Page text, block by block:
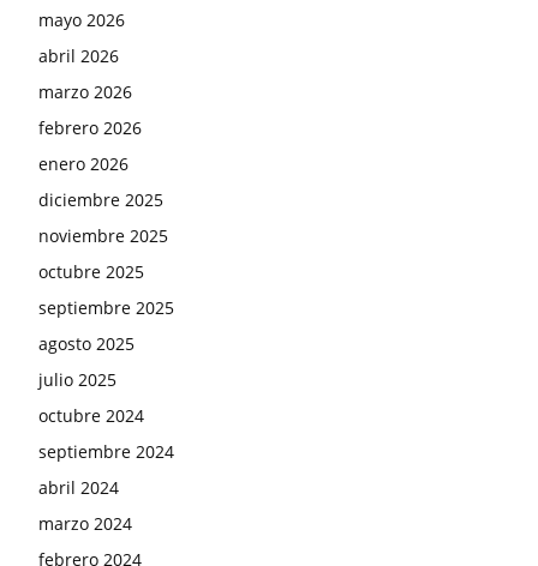
mayo 2026
abril 2026
marzo 2026
febrero 2026
enero 2026
diciembre 2025
noviembre 2025
octubre 2025
septiembre 2025
agosto 2025
julio 2025
octubre 2024
septiembre 2024
abril 2024
marzo 2024
febrero 2024